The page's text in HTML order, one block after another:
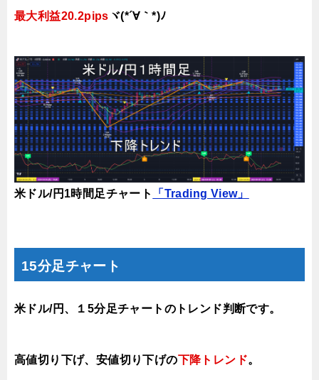
最大利益20.2pips ヾ(*´∀｀*)ﾉ
米ドル/円1時間足チャート 「Trading View」
15分足チャート
米ドル/円、１5分足チャートのトレンド判断です。
高値切り下げ、安値切り下げの下降トレンド。